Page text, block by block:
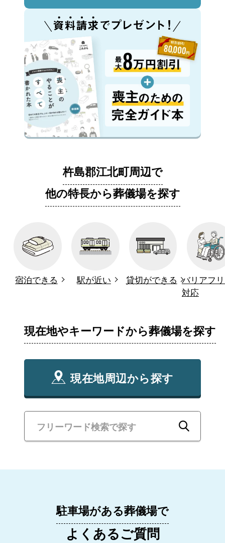
杵島郡江北町周辺で
他の特長から葬儀場を探す
宿泊できる 駅が近い 貸切ができる バリアフ
対応
現在地やキーワードから葬儀場を探す
現在地周辺から探す
駐車場がある葬儀場で
よくあるご質問